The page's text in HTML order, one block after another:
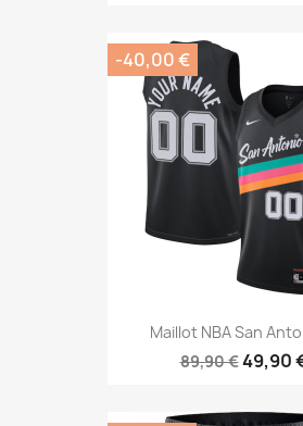
Maillot NBA San
89,90 €49,90
-40,00 €